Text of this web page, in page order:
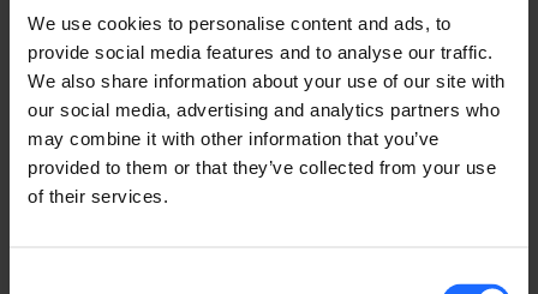
We use cookies to personalise content and ads, to
provide social media features and to analyse our traffic.
We also share information about your use of our site with
our social media, advertising and analytics partners who
may combine it with other information that you’ve
provided to them or that they’ve collected from your use
of their services.
MANAGEMENT
SYSTEM